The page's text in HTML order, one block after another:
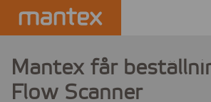
PRODUCTS
Mantex får
Flow Scanner